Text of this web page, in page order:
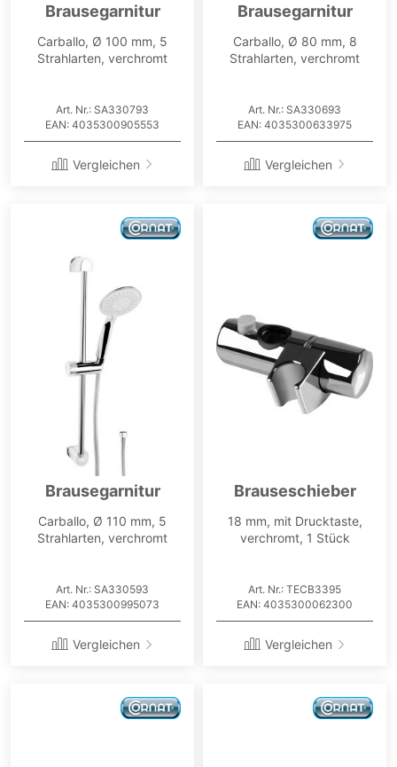
Brausegarnitur
Carballo, Ø 100 mm, 5
Strahlarten, verchromt
Art. Nr.: SA330793
EAN: 4035300905553
Vergleichen
Brausegarnitur
Carballo, Ø 80 mm, 8
Strahlarten, verchromt
Art. Nr.: SA330693
EAN: 4035300633975
Vergleichen
Brausegarnitur
Carballo, Ø 110 mm, 5
Strahlarten, verchromt
Art. Nr.: SA330593
EAN: 4035300995073
Vergleichen
Brauseschieber
18 mm, mit Drucktaste,
verchromt, 1 Stück
Art. Nr.: TECB3395
EAN: 4035300062300
Vergleichen